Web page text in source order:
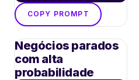
COPY PROMPT
Negócios parados
com alta
probabilidade